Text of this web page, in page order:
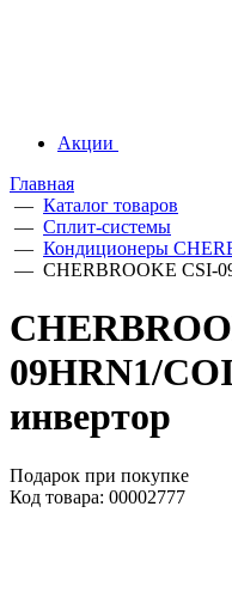
Акции
Главная
— Каталог товаров
— Сплит-системы
— Кондиционеры
— CHERBROOKE CSI-
09HRN1/
инвертор
Подарок при покупке
Код товара: 00002777